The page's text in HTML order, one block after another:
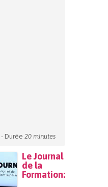
- Durée 20 minutes
Le Journal
de la
Formation: